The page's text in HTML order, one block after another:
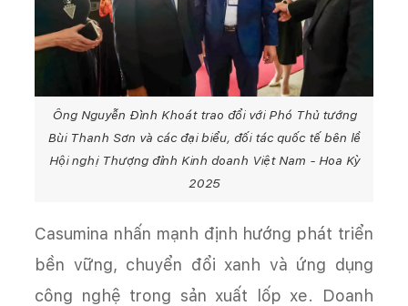
Ông Nguyễn Đình Khoát trao đổi với Phó Thủ tướng
Bùi Thanh Sơn và các đại biểu, đối tác quốc tế bên lề
Hội nghị Thượng đỉnh Kinh doanh Việt Nam - Hoa Kỳ
2025
Casumina nhấn mạnh định hướng phát triển
bền vững, chuyển đổi xanh và ứng dụng
công nghệ trong sản xuất lốp xe. Doanh